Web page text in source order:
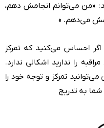
«من می‌توانم انجامش دهم،
می‌دهم. »
اگر احساس می‌کنید که تمرکز
را ندارید اشکالی ندارد.
تمرکز و توجه خود را
شما به تدریج